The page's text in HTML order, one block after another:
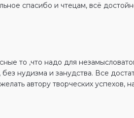
спасибо и чтецам, всё
то ,что надо для
нудизма и занудства. Все
автору творческих успехов,